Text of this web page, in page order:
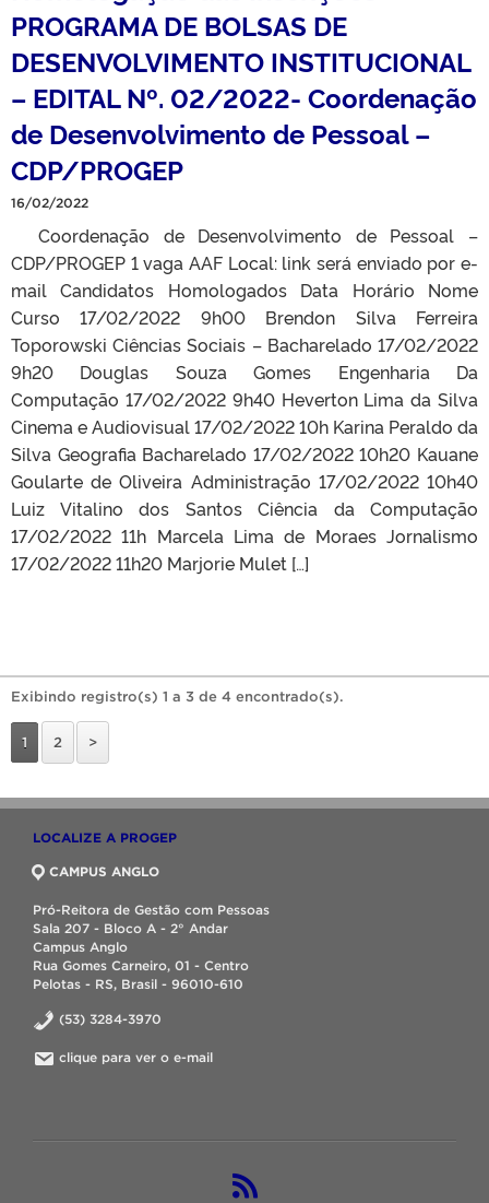
PROGRAMA DE BOLSAS DE
DESENVOLVIMENTO INSTITUCIONAL
– EDITAL Nº. 02/2022- Coordenação
de Desenvolvimento de Pessoal –
CDP/PROGEP
16/02/2022
Coordenação de Desenvolvimento de Pessoal –
CDP/PROGEP 1 vaga AAF Local: link será enviado por e-
mail Candidatos Homologados Data Horário Nome
Curso 17/02/2022 9h00 Brendon Silva Ferreira
Toporowski Ciências Sociais – Bacharelado 17/02/2022
9h20 Douglas Souza Gomes Engenharia Da
Computação 17/02/2022 9h40 Heverton Lima da Silva
Cinema e Audiovisual 17/02/2022 10h Karina Peraldo da
Silva Geografia Bacharelado 17/02/2022 10h20 Kauane
Goularte de Oliveira Administração 17/02/2022 10h40
Luiz Vitalino dos Santos Ciência da Computação
17/02/2022 11h Marcela Lima de Moraes Jornalismo
17/02/2022 11h20 Marjorie Mulet […]
Exibindo registro(s) 1 a 3 de 4 encontrado(s).
1 2 >
LOCALIZE A PROGEP
CAMPUS ANGLO
Pró-Reitora de Gestão com Pessoas
Sala 207 - Bloco A - 2° Andar
Campus Anglo
Rua Gomes Carneiro, 01 - Centro
Pelotas - RS, Brasil - 96010-610
(53) 3284-3970
clique para ver o e-mail